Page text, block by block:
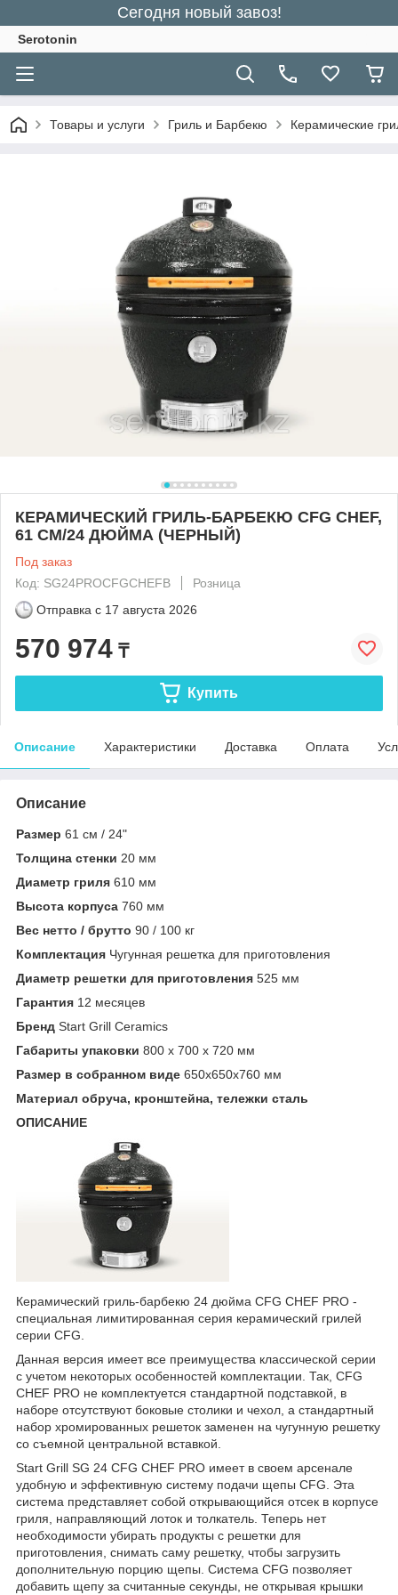
Сегодня новый завоз!
Serotonin
Товары и услуги Гриль и Барбекю Керамические
КЕРАМИЧЕСКИЙ ГРИЛЬ-БАРБЕКЮ CFG CHEF,
61 СМ/24 ДЮЙМА (ЧЕРНЫЙ)
Под заказ
Код: SG24PROCFGCHEFB
Розница
Отправка с 17 августа 2026
570 974 ₸
Купить
Описание Характеристики Доставка Оплата
Описание
Размер 61 см / 24"
Толщина стенки 20 мм
Диаметр гриля 610 мм
Высота корпуса 760 мм
Вес нетто / брутто 90 / 100 кг
Комплектация Чугунная решетка для приготовления
Диаметр решетки для приготовления 525 мм
Гарантия 12 месяцев
Бренд Start Grill Ceramics
Габариты упаковки 800 х 700 х 720 мм
Размер в собранном виде 650x650x760 мм
Материал обруча, кронштейна, тележки сталь
ОПИСАНИЕ
Керамический гриль-барбекю 24 дюйма CFG CHEF PRO -
специальная лимитированная серия керамический грилей
серии CFG.
Данная версия имеет все преимущества классической серии
с учетом некоторых особенностей комплектации. Так, CFG
CHEF PRO не комплектуется стандартной подставкой, в
наборе отсутствуют боковые столики и чехол, а стандартный
набор хромированных решеток заменен на чугунную решетку
со съемной центральной вставкой.
Start Grill SG 24 CFG CHEF PRO имеет в своем арсенале
удобную и эффективную систему подачи щепы CFG. Эта
система представляет собой открывающийся отсек в корпусе
гриля, направляющий лоток и толкатель. Теперь нет
необходимости убирать продукты с решетки для
приготовления, снимать саму решетку, чтобы загрузить
дополнительную порцию щепы. Система CFG позволяет
добавить щепу за считанные секунды, не открывая крышки